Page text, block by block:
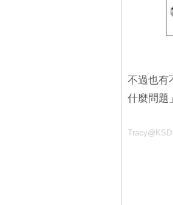
不過也有
什麼問題